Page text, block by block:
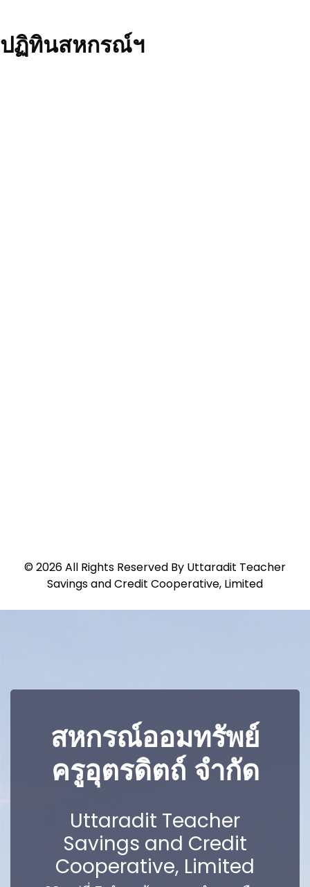
ปฏิทินสหกรณ์ฯ
©2026All Rights Reserved By Uttaradit Teacher
Savings and Credit Cooperative, Limited
สหกรณ์ออมทรัพย์
ครูอุตรดิตถ์ จำกัด
Uttaradit Teacher
Savings and Credit
Cooperative, Limited